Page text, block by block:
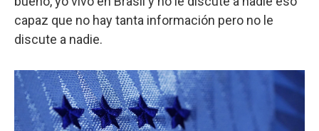
capaz que no hay tanta información pero no le
discute a nadie.